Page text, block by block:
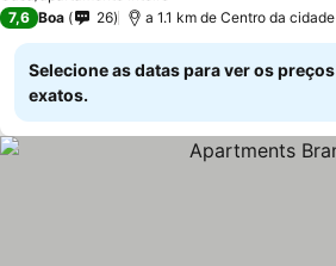
7,6 Boa 26 a 1.1 km de Centro da cidade
Selecione as datas para ver os preços
exatos.